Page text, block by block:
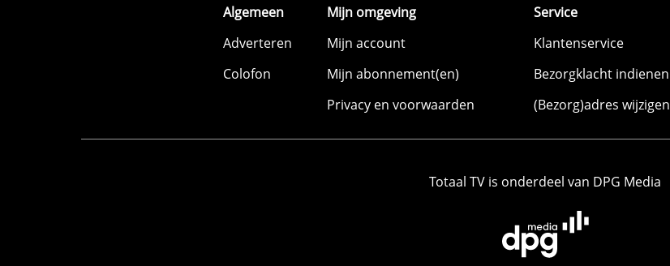
Algemeen
Adverteren
Colofon
Mijn omgeving
Mijn account
Mijn abonnement(en)
Privacy en voorwaarden
Service
Klantenservice
Bezorgklacht indienen
(Bezorg)adres wijzigen
Totaal TV is onderdeel van DPG Media